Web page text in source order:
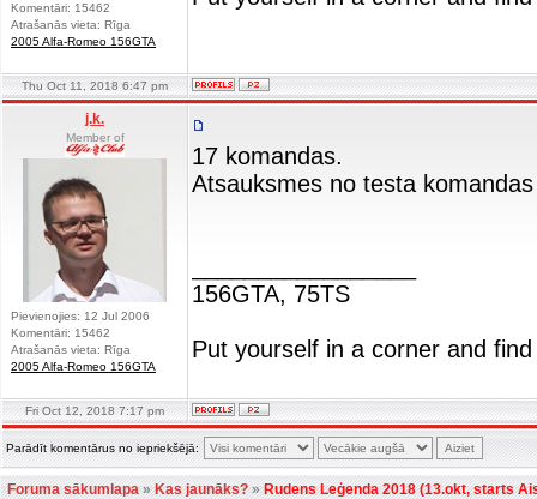
Komentāri: 15462
Atrašanās vieta: Rīga
2005 Alfa-Romeo 156GTA
Thu Oct 11, 2018 6:47 pm
j.k.
Member of
Pievienojies: 12 Jul 2006
Komentāri: 15462
Atrašanās vieta: Rīga
2005 Alfa-Romeo 156GTA
17 komandas.
Atsauksmes no testa
156GTA, 75TS
Put yourself in a corner and
Fri Oct 12, 2018 7:17 pm
Parādīt komentārus no iepriekšējā:
Foruma sākumlapa»Kas jaunāks?»Rudens Leģenda 2018 (13.okt, starts